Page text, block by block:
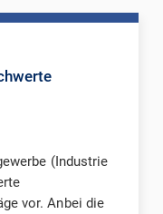
(Industrie
vor. Anbei die